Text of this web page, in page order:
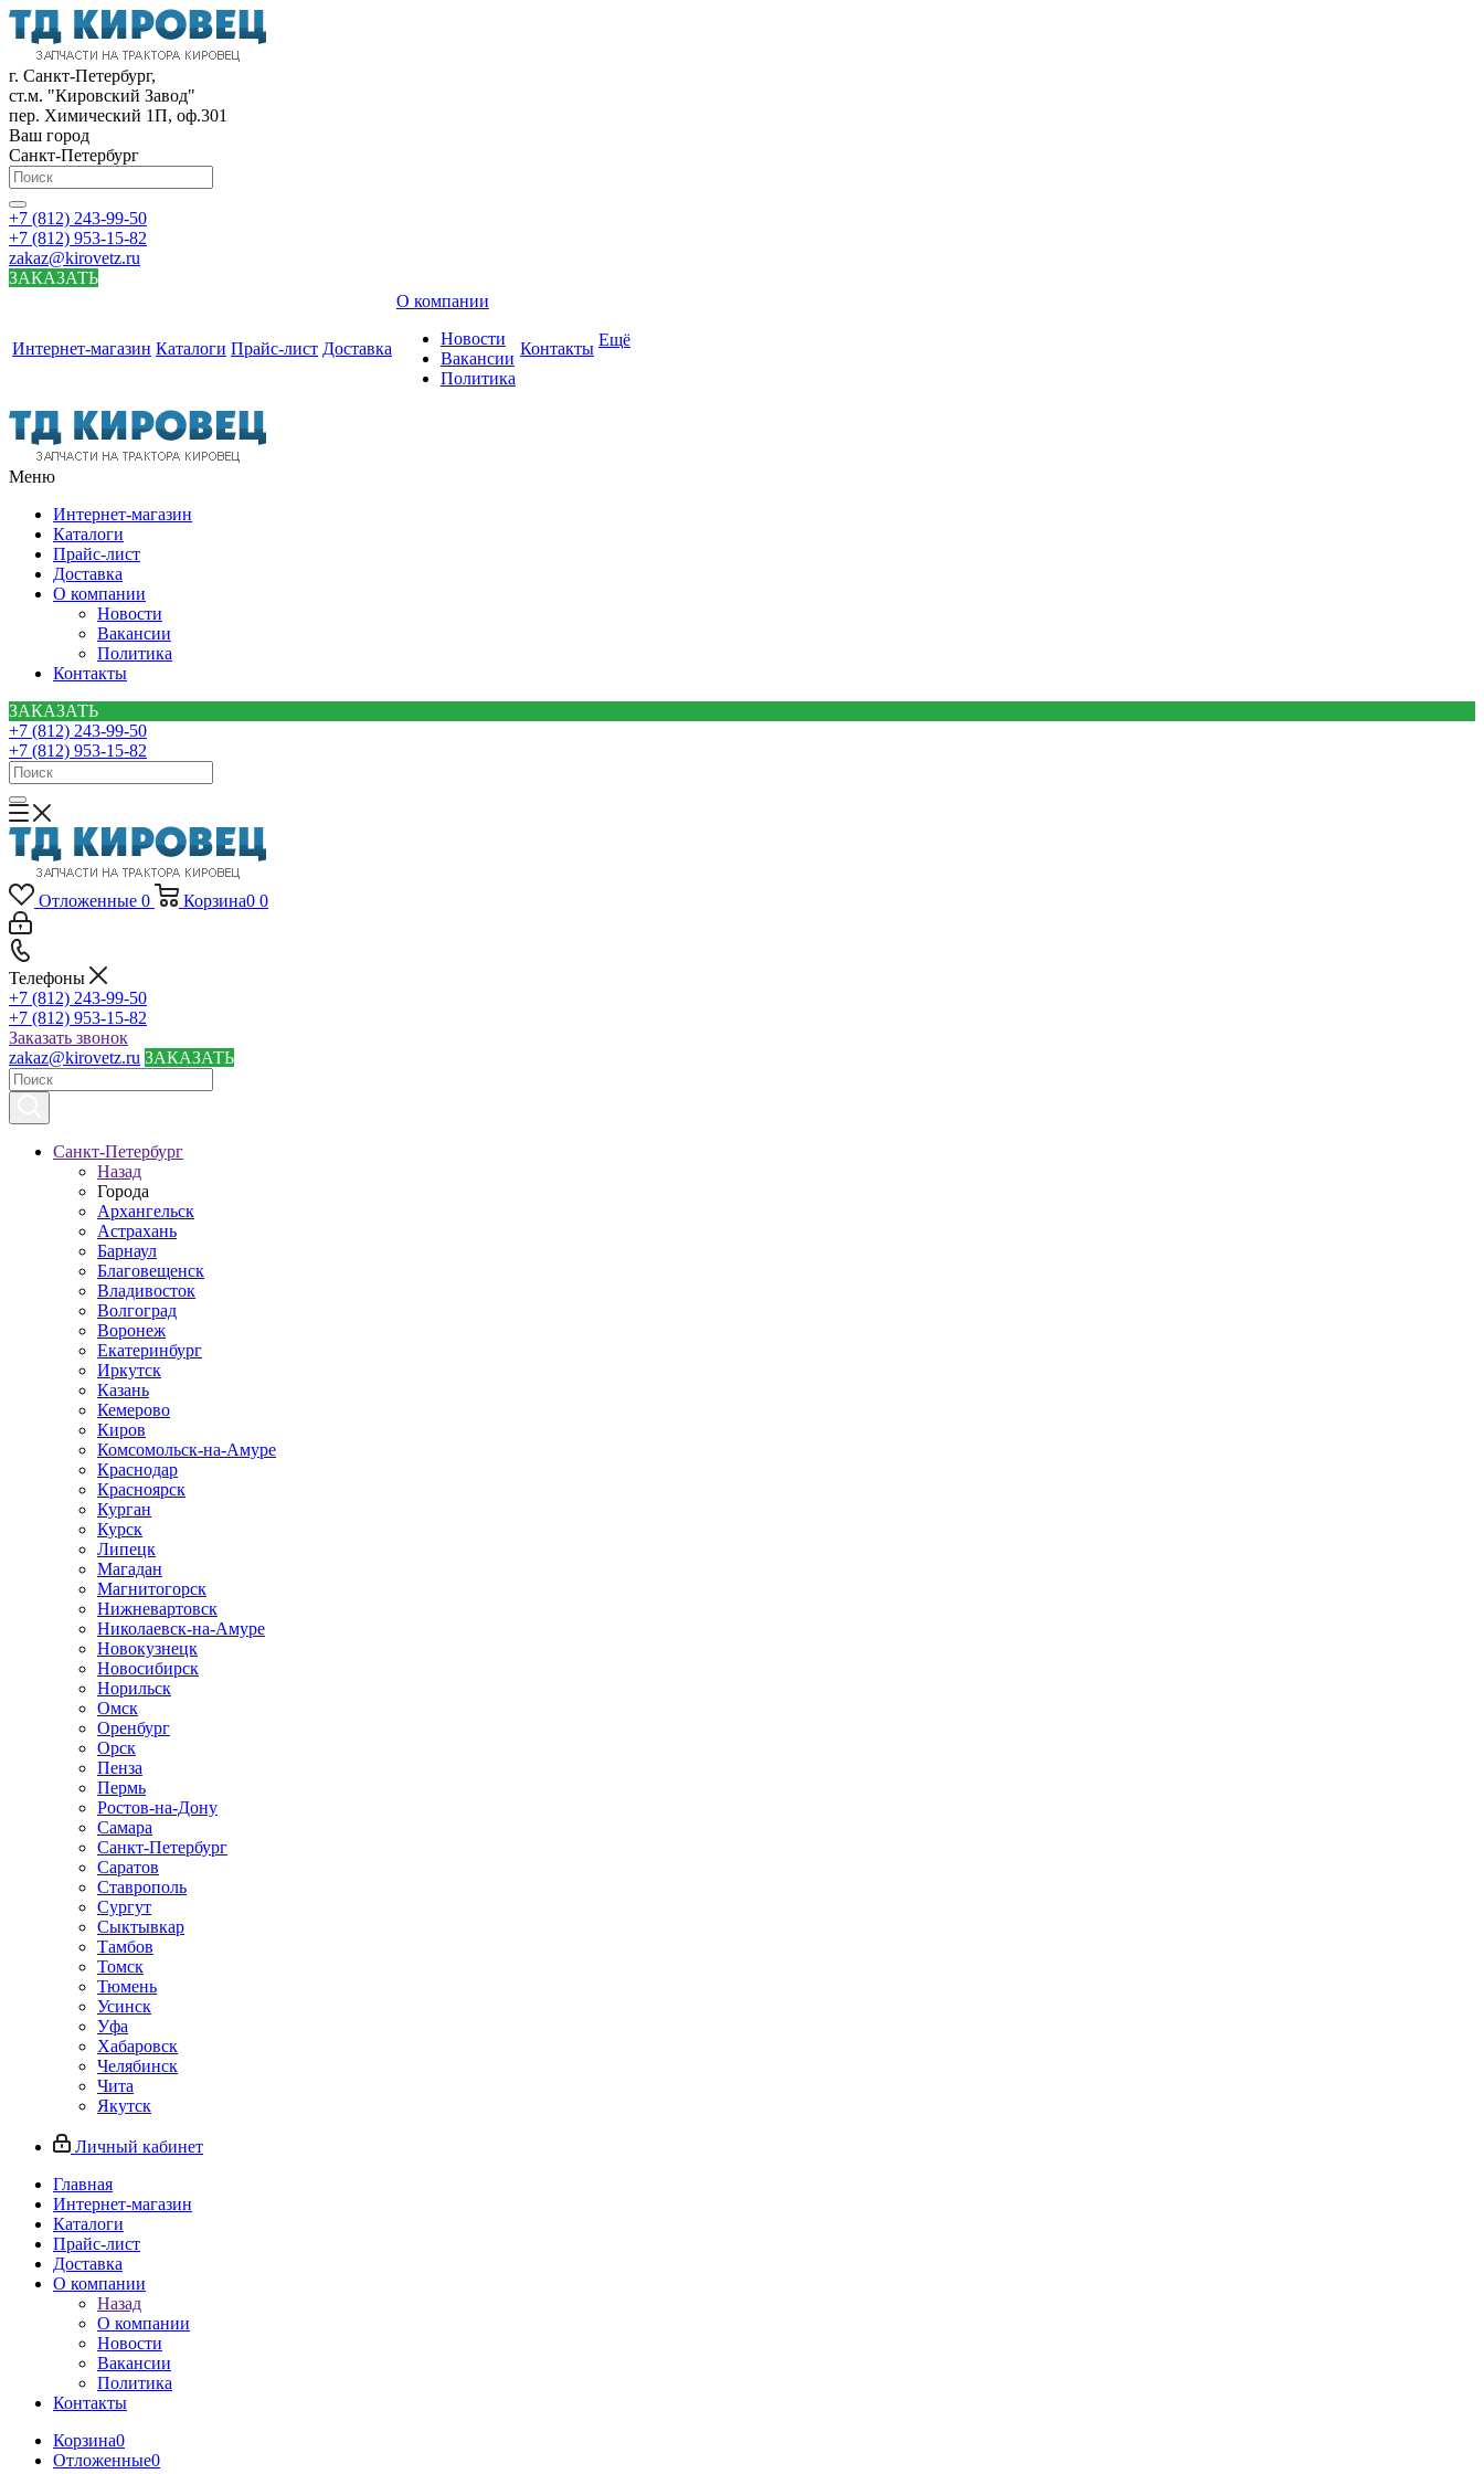
г. Санкт-Петербург,
ст.м. "Кировский Завод"
пер. Химический 1П, оф.301
Ваш город
Санкт-Петербург
+7 (812) 243-99-50
+7 (812) 953-15-82
zakaz@kirovetz.ru
ЗАКАЗАТЬ
Интернет-магазин Каталоги Прайс-лист Доставка
О компании
Новости
Вакансии
Политика
Контакты Ещё
Меню
Интернет-магазин
Каталоги
Прайс-лист
Доставка
О компании
Новости
Вакансии
Политика
Контакты
ЗАКАЗАТЬ
+7 (812) 243-99-50
+7 (812) 953-15-82
Отложенные 0 Корзина0 0
Телефоны
+7 (812) 243-99-50
+7 (812) 953-15-82
Заказать звонок
zakaz@kirovetz.ru ЗАКАЗАТЬ
Санкт-Петербург
Назад
Города
Архангельск
Астрахань
Барнаул
Благовещенск
Владивосток
Волгоград
Воронеж
Екатеринбург
Иркутск
Казань
Кемерово
Киров
Комсомольск-на-Амуре
Краснодар
Красноярск
Курган
Курск
Липецк
Магадан
Магнитогорск
Нижневартовск
Николаевск-на-Амуре
Новокузнецк
Новосибирск
Норильск
Омск
Оренбург
Орск
Пенза
Пермь
Ростов-на-Дону
Самара
Санкт-Петербург
Саратов
Ставрополь
Сургут
Сыктывкар
Тамбов
Томск
Тюмень
Усинск
Уфа
Хабаровск
Челябинск
Чита
Якутск
Личный кабинет
Главная
Интернет-магазин
Каталоги
Прайс-лист
Доставка
О компании
Назад
О компании
Новости
Вакансии
Политика
Контакты
Корзина0
Отложенные0